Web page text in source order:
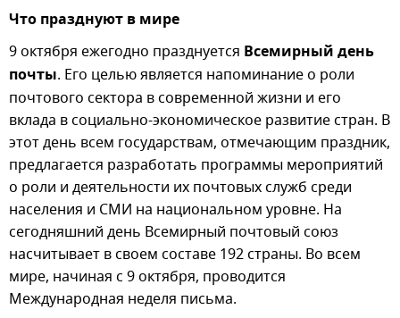
Что празднуют в мире
9 октября ежегодно празднуется Всемирный день
почты. Его целью является напоминание о роли
почтового сектора в современной жизни и его
вклада в социально-экономическое развитие стран. В
этот день всем государствам, отмечающим праздник,
предлагается разработать программы мероприятий
о роли и деятельности их почтовых служб среди
населения и СМИ на национальном уровне. На
сегодняшний день Всемирный почтовый союз
насчитывает в своем составе 192 страны. Во всем
мире, начиная с 9 октября, проводится
Международная неделя письма.